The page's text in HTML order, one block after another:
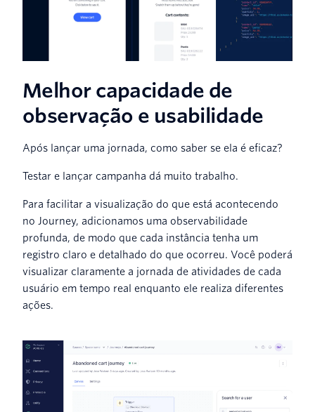
Melhor capacidade de
observação e usabilidade
Após lançar uma jornada, como saber se ela é eficaz?
Testar e lançar campanha dá muito trabalho.
Para facilitar a visualização do que está acontecendo
no Journey, adicionamos uma observabilidade
profunda, de modo que cada instância tenha um
registro claro e detalhado do que ocorreu. Você poderá
visualizar claramente a jornada de atividades de cada
usuário em tempo real enquanto ele realiza diferentes
ações.